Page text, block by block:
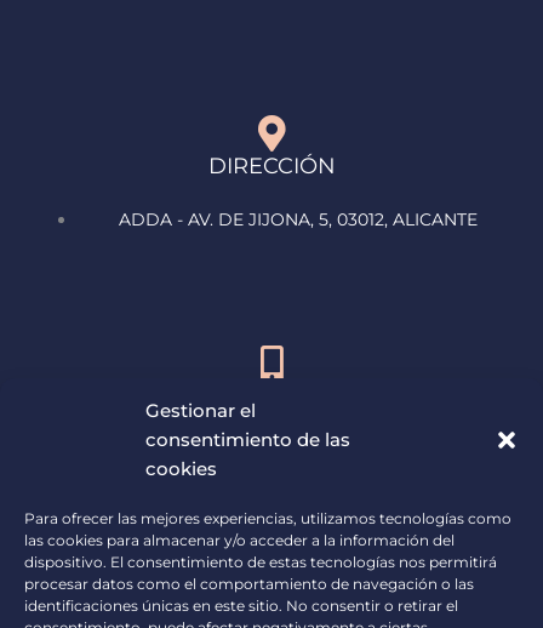
Gestionar el
consentimiento de las
cookies
Para ofrecer las mejores experiencias, utilizamos tecnologías como
las cookies para almacenar y/o acceder a la información del
dispositivo. El consentimiento de estas tecnologías nos permitirá
procesar datos como el comportamiento de navegación o las
identificaciones únicas en este sitio. No consentir o retirar el
DIRECCIÓN
ADDA - AV. DE JIJONA, 5, 03012, ALICANTE
ATENCIÓN AL ASISTENTE